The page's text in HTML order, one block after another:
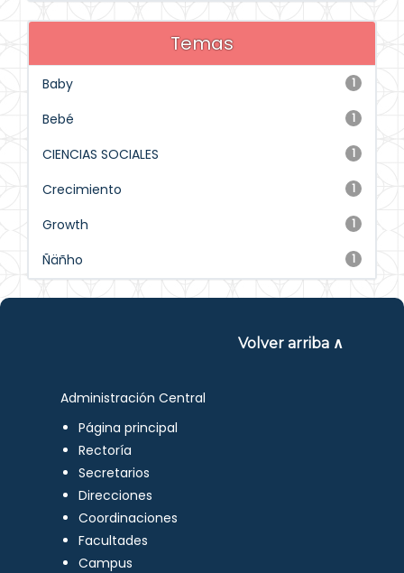
Temas
1
Baby
1
Bebé
1
CIENCIAS SOCIALES
1
Crecimiento
1
Growth
1
Ñäñho
Volver arriba ∧
Administración Central
Página principal
Rectoría
Secretarios
Direcciones
Coordinaciones
Facultades
Campus